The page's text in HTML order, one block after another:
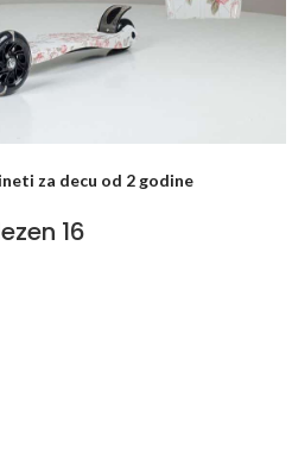
za decu od 2 godine
16